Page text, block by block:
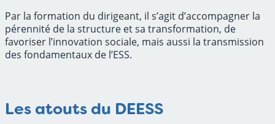
Par la formation du dirigeant, il s’agit d’accompagner la
pérennité de la structure et sa transformation, de
favoriser l’innovation sociale, mais aussi la transmission
des fondamentaux de l’ESS.
Les atouts du DEESS